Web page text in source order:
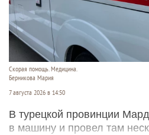
Скорая помощь. Медицина.
Берникова Мария
7 августа 2026 в 14:50
В турецкой провинции
в машину и провел там